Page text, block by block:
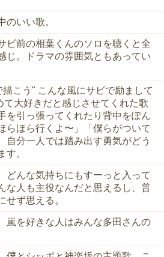
のいい歌。
ビ前の相葉くんのソロを聴くと全
じ。ドラマの雰囲気ともあってい
こう" こんな風にサビで励まして
て大好きだと感じさせてくれた歌
を引っ張ってくれたり背中をぽん
らほら行くよ〜」「僕らがついて
自分一人では踏み出す勇気がどう
す。
どんな気持ちにもすーっと入って
な人も主役なんだと思えるし、普
せず思える。
嵐を好きな人はみんな多田さんの